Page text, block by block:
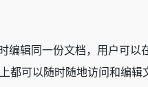
编辑同一份文档，用户可
都可以随时随地访问和编辑